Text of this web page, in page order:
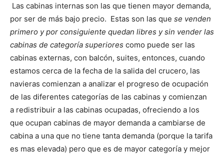
Las cabinas internas son las que tienen mayor demanda,
por ser de más bajo precio. Estas son las que se venden
primero y por consiguiente quedan libres y sin vender las
cabinas de categoría superiores como puede ser las
cabinas externas, con balcón, suites, entonces, cuando
estamos cerca de la fecha de la salida del crucero, las
navieras comienzan a analizar el progreso de ocupación
de las diferentes categorías de las cabinas y comienzan
a redistribuir a las cabinas ocupadas, ofreciendo a los
que ocupan cabinas de mayor demanda a cambiarse de
cabina a una que no tiene tanta demanda (porque la tarifa
es mas elevada) pero que es de mayor categoría y mejor